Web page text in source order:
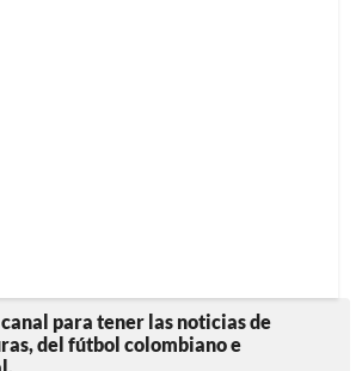
para tener las noticias de
del fútbol colombiano e